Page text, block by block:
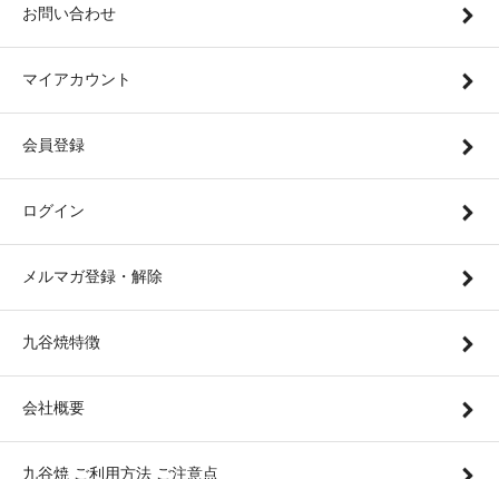
お問い合わせ
マイアカウント
会員登録
ログイン
メルマガ登録・解除
九谷焼特徴
会社概要
九谷焼 ご利用方法 ご注意点